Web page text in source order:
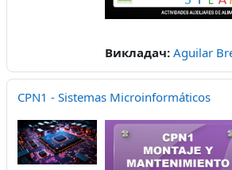
Викладач: Aguilar
CPN1 - Sistemas Microinformáticos